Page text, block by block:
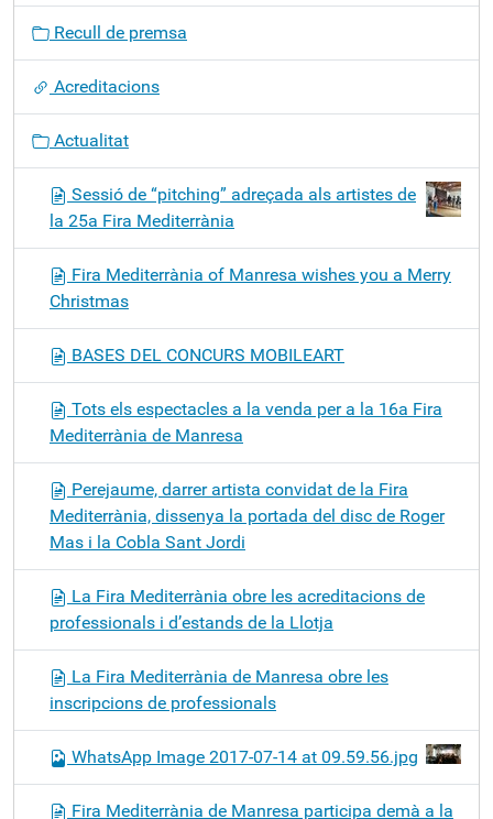
ó
Recull de premsa
Acreditacions
Actualitat
Sessió de “pitching” adreçada als artistes de
la 25a Fira Mediterrània
Fira Mediterrània of Manresa wishes you a Merry
Christmas
BASES DEL CONCURS MOBILEART
Tots els espectacles a la venda per a la 16a Fira
Mediterrània de Manresa
Perejaume, darrer artista convidat de la Fira
Mediterrània, dissenya la portada del disc de Roger
Mas i la Cobla Sant Jordi
La Fira Mediterrània obre les acreditacions de
professionals i d’estands de la Llotja
La Fira Mediterrània de Manresa obre les
inscripcions de professionals
WhatsApp Image 2017-07-14 at 09.59.56.jpg
Fira Mediterrània de Manresa participa demà a la